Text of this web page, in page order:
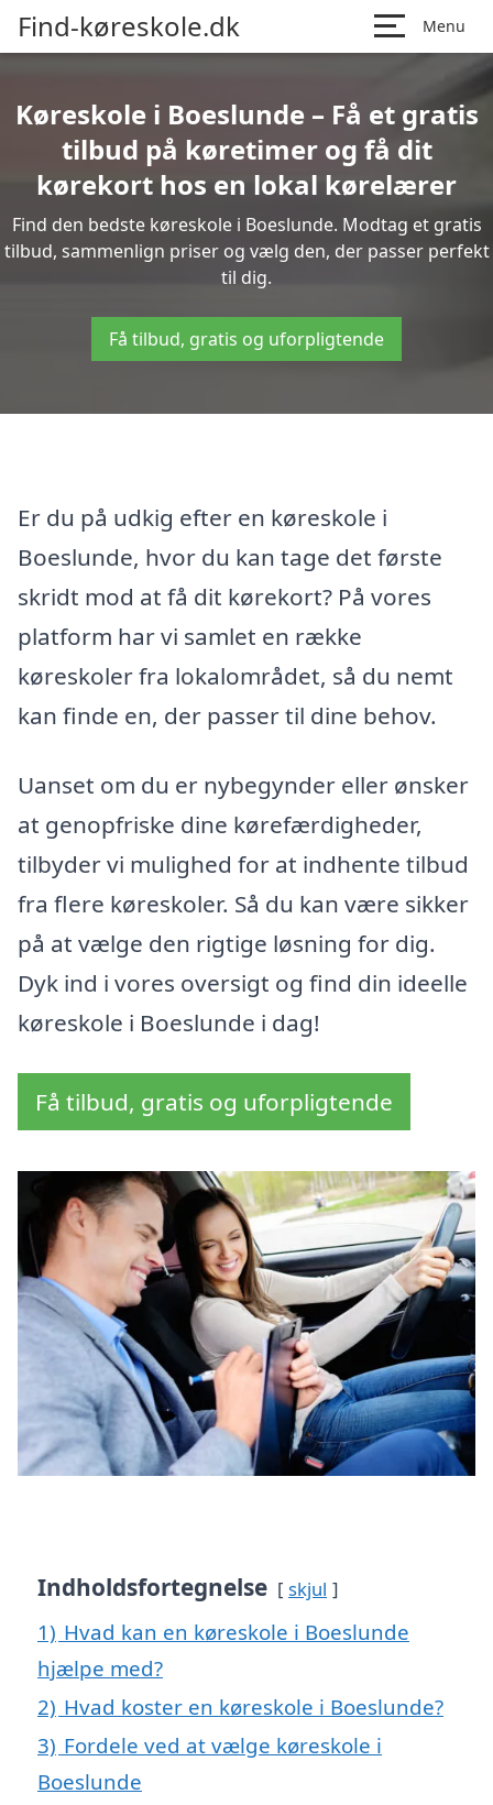
Find-køreskole.dk Menu
Køreskole i Boeslunde – Få et gratis
tilbud på køretimer og få dit
kørekort hos en lokal kørelærer
Find den bedste køreskole i Boeslunde. Modtag et gratis
tilbud, sammenlign priser og vælg den, der passer perfekt
til dig.
Få tilbud, gratis og uforpligtende
Er du på udkig efter en køreskole i
Boeslunde, hvor du kan tage det første
skridt mod at få dit kørekort? På vores
platform har vi samlet en række
køreskoler fra lokalområdet, så du nemt
kan finde en, der passer til dine behov.
Uanset om du er nybegynder eller ønsker
at genopfriske dine kørefærdigheder,
tilbyder vi mulighed for at indhente tilbud
fra flere køreskoler. Så du kan være sikker
på at vælge den rigtige løsning for dig.
Dyk ind i vores oversigt og find din ideelle
køreskole i Boeslunde i dag!
Få tilbud, gratis og uforpligtende
Indholdsfortegnelse skjul
1) Hvad kan en køreskole i Boeslunde
hjælpe med?
2) Hvad koster en køreskole i Boeslunde?
3) Fordele ved at vælge køreskole i
Boeslunde